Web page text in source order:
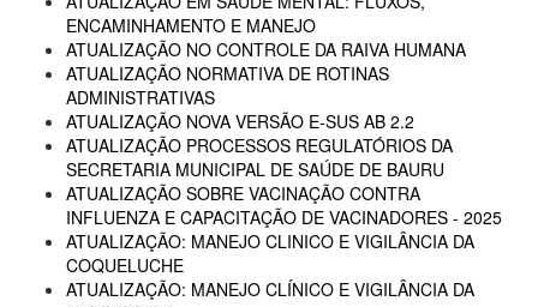
ENCAMINHAMENTO E MANEJO
ATUALIZAÇÃO NO CONTROLE DA RAIVA HUMANA
ATUALIZAÇÃO NORMATIVA DE ROTINAS
ADMINISTRATIVAS
ATUALIZAÇÃO NOVA VERSÃO E-SUS AB 2.2
ATUALIZAÇÃO PROCESSOS REGULATÓRIOS DA
SECRETARIA MUNICIPAL DE SAÚDE DE BAURU
ATUALIZAÇÃO SOBRE VACINAÇÃO CONTRA
INFLUENZA E CAPACITAÇÃO DE VACINADORES - 2025
ATUALIZAÇÃO: MANEJO CLINICO E VIGILÂNCIA DA
COQUELUCHE
ATUALIZAÇÃO: MANEJO CLÍNICO E VIGILÂNCIA DA